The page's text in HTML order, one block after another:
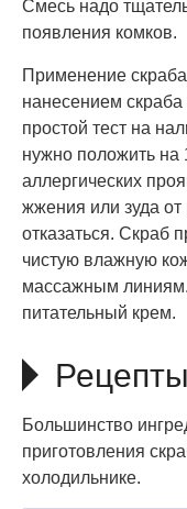
Смесь надо
появления комков.
Применение
нанесением скраба
простой тест на
нужно положить на
аллергических
жжения или зуда от
отказаться. Скраб
чистую влажную
массажным
питательный крем.
Рецепты
Большинство
приготовления
холодильнике.